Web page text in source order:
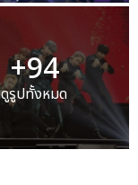
+94
ดูรูปทั้งหมด